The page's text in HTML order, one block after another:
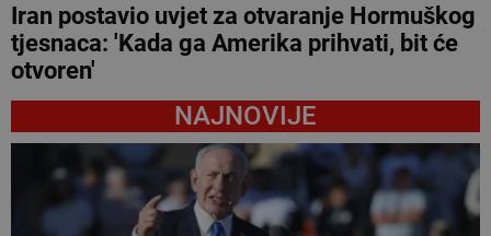
Iran postavio uvjet za otvaranje Hormuškog
tjesnaca: 'Kada ga Amerika prihvati, bit će
otvoren'
NAJNOVIJE